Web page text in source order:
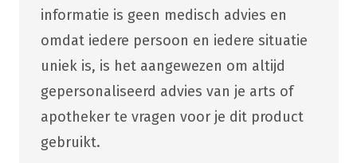
informatie is geen medisch advies en
omdat iedere persoon en iedere situatie
uniek is, is het aangewezen om altijd
gepersonaliseerd advies van je arts of
apotheker te vragen voor je dit product
gebruikt.